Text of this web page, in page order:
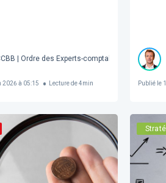
| Ordre des Experts-comptables et
2026 à 05:15 Lecture de4min Publié le